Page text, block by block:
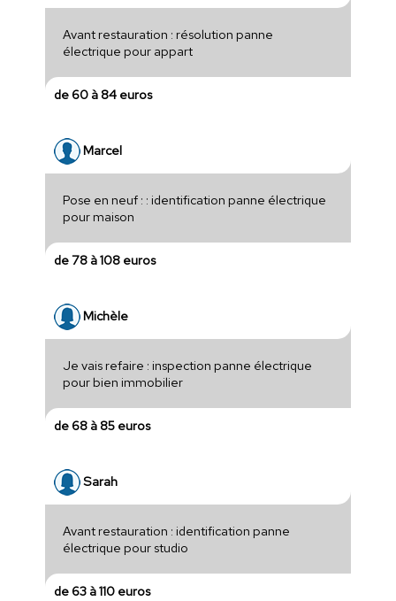
Avant restauration : résolution panne
électrique pour appart
de 60 à 84 euros
Marcel
Pose en neuf : : identification panne électrique
pour maison
de 78 à 108 euros
Michèle
Je vais refaire : inspection panne électrique
pour bien immobilier
de 68 à 85 euros
Sarah
Avant restauration : identification panne
électrique pour studio
de 63 à 110 euros